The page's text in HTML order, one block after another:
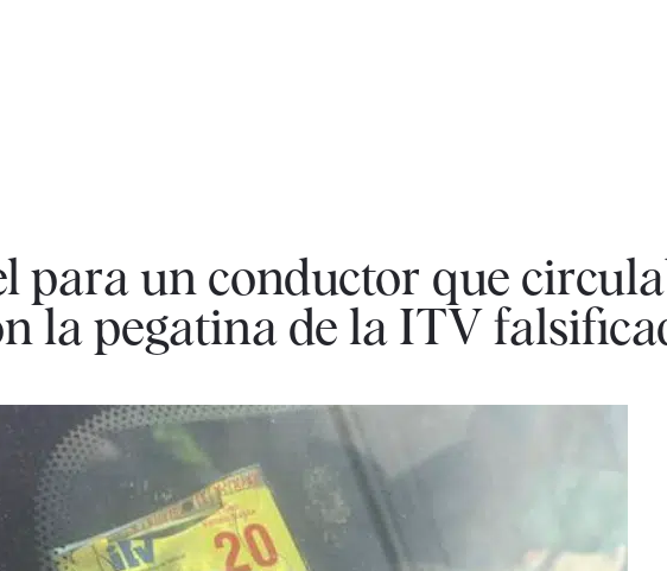
para un conductor que
la pegatina de la ITV